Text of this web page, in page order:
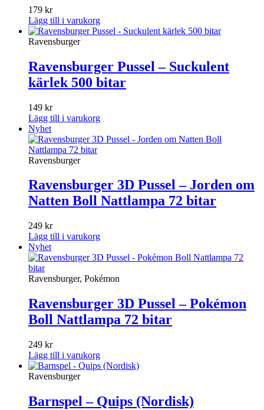
179 kr
Lägg till i varukorg
Ravensburger
Ravensburger Pussel – Suckulent
kärlek 500 bitar
149 kr
Lägg till i varukorg
Nyhet
Ravensburger
Ravensburger 3D Pussel – Jorden om
Natten Boll Nattlampa 72 bitar
249 kr
Lägg till i varukorg
Nyhet
Ravensburger, Pokémon
Ravensburger 3D Pussel – Pokémon
Boll Nattlampa 72 bitar
249 kr
Lägg till i varukorg
Ravensburger
Barnspel – Quips (Nordisk)